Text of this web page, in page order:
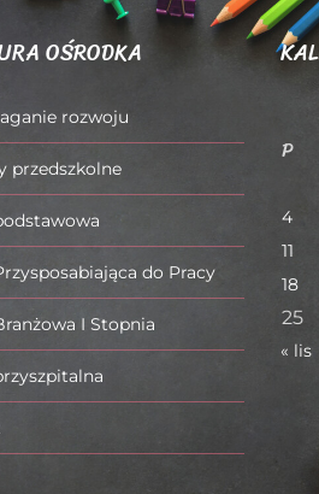
OŚRODKA
rozwoju
przedszkolne
do Pracy
I Stopnia
P
4
11
18
25
« lis